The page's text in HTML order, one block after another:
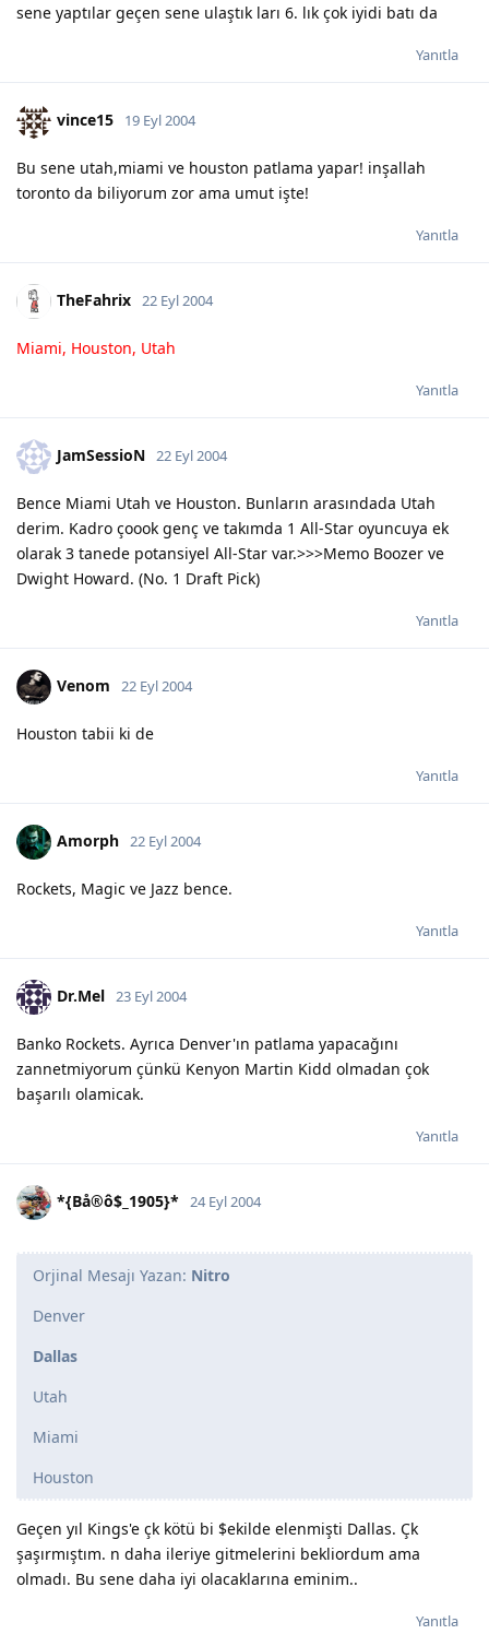
sene yaptılar geçen sene ulaştık ları 6. lık çok iyidi batı da
Yanıtla
vince15 19 Eyl 2004
Bu sene utah,miami ve houston patlama yapar! inşallah
toronto da biliyorum zor ama umut işte!
Yanıtla
TheFahrix 22 Eyl 2004
Miami, Houston, Utah
Yanıtla
JamSessioN 22 Eyl 2004
Bence Miami Utah ve Houston. Bunların arasındada Utah
derim. Kadro çoook genç ve takımda 1 All-Star oyuncuya ek
olarak 3 tanede potansiyel All-Star var.>>>Memo Boozer ve
Dwight Howard. (No. 1 Draft Pick)
Yanıtla
Venom 22 Eyl 2004
Houston tabii ki de
Yanıtla
Amorph 22 Eyl 2004
Rockets, Magic ve Jazz bence.
Yanıtla
Dr.Mel 23 Eyl 2004
Banko Rockets. Ayrıca Denver'ın patlama yapacağını
zannetmiyorum çünkü Kenyon Martin Kidd olmadan çok
başarılı olamicak.
Yanıtla
*{Bå®ô$_1905}* 24 Eyl 2004
Orjinal Mesajı Yazan: Nitro
Denver
Dallas
Utah
Miami
Houston
Geçen yıl Kings'e çk kötü bi $ekilde elenmişti Dallas. Çk
şaşırmıştım. n daha ileriye gitmelerini bekliordum ama
olmadı. Bu sene daha iyi olacaklarına eminim..
Yanıtla